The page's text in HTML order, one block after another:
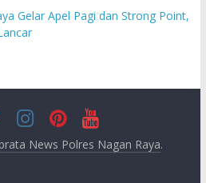
Gelar Apel Pagi dan Strong Point,
News Polres Nagan Raya.